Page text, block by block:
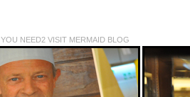
YOU NEED2 VISIT MERMAID BLOG